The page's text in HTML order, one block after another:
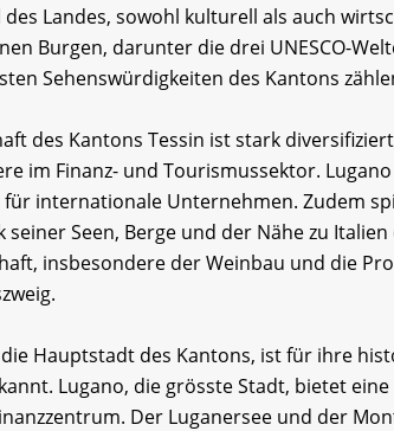
Landes, sowohl kulturell als auch
Burgen, darunter die drei UNESCO-
Sehenswürdigkeiten des Kantons
des Kantons Tessin ist stark
im Finanz- und Tourismussektor.
für internationale Unternehmen. Zudem
seiner Seen, Berge und der Nähe zu
insbesondere der Weinbau und die
Hauptstadt des Kantons, ist für ihre
Lugano, die grösste Stadt, bietet
Der Luganersee und der